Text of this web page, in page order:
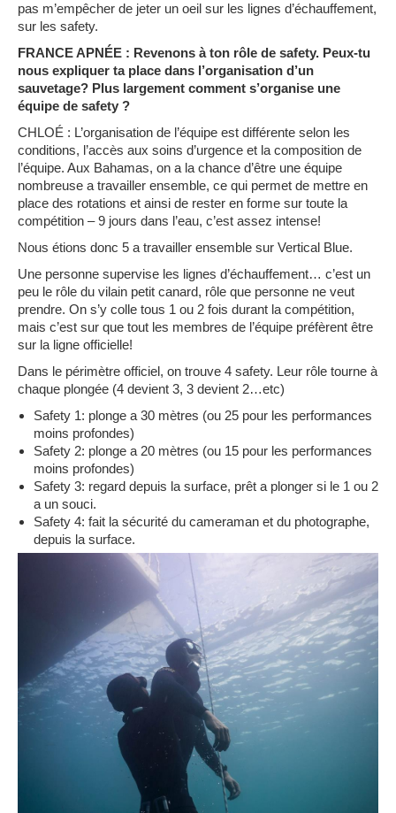
pas m’empêcher de jeter un oeil sur les lignes d’échauffement,
sur les safety.
FRANCE APNÉE : Revenons à ton rôle de safety. Peux-tu
nous expliquer ta place dans l’organisation d’un
sauvetage? Plus largement comment s’organise une
équipe de safety ?
CHLOÉ : L’organisation de l’équipe est différente selon les
conditions, l’accès aux soins d’urgence et la composition de
l’équipe. Aux Bahamas, on a la chance d’être une équipe
nombreuse a travailler ensemble, ce qui permet de mettre en
place des rotations et ainsi de rester en forme sur toute la
compétition – 9 jours dans l’eau, c’est assez intense!
Nous étions donc 5 a travailler ensemble sur Vertical Blue.
Une personne supervise les lignes d’échauffement… c’est un
peu le rôle du vilain petit canard, rôle que personne ne veut
prendre. On s’y colle tous 1 ou 2 fois durant la compétition,
mais c’est sur que tout les membres de l’équipe préfèrent être
sur la ligne officielle!
Dans le périmètre officiel, on trouve 4 safety. Leur rôle tourne à
chaque plongée (4 devient 3, 3 devient 2…etc)
Safety 1: plonge a 30 mètres (ou 25 pour les performances
moins profondes)
Safety 2: plonge a 20 mètres (ou 15 pour les performances
moins profondes)
Safety 3: regard depuis la surface, prêt a plonger si le 1 ou 2
a un souci.
Safety 4: fait la sécurité du cameraman et du photographe,
depuis la surface.